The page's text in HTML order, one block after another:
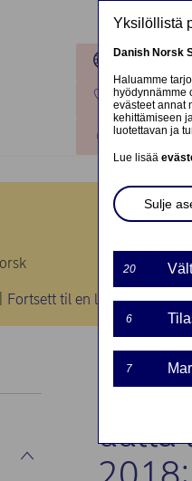
Ota yhteyttä
Kirjaudu
Fortsett til en lignende side
uutta
Yksilöllistä
Danish Norsk
Haluamme
hyödynnämme
evästeet annat
kehittämiseen
luotettavan ja
Lue lisää
Sulje
20
6
7